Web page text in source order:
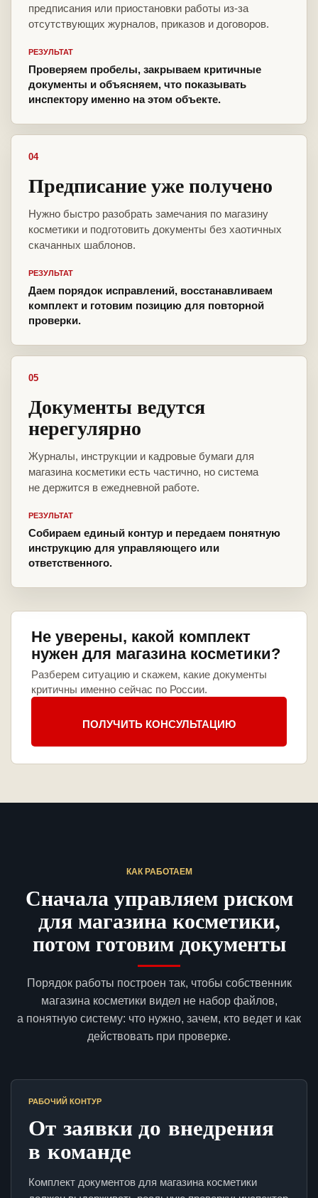
предписания или приостановки работы из-за
отсутствующих журналов, приказов и договоров.
РЕЗУЛЬТАТ
Проверяем пробелы, закрываем критичные
документы и объясняем, что показывать
инспектору именно на этом объекте.
04
Предписание уже получено
Нужно быстро разобрать замечания по магазину
косметики и подготовить документы без хаотичных
скачанных шаблонов.
РЕЗУЛЬТАТ
Даем порядок исправлений, восстанавливаем
комплект и готовим позицию для повторной
проверки.
05
Документы ведутся
нерегулярно
Журналы, инструкции и кадровые бумаги для
магазина косметики есть частично, но система
не держится в ежедневной работе.
РЕЗУЛЬТАТ
Собираем единый контур и передаем понятную
инструкцию для управляющего или
ответственного.
Не уверены, какой комплект
нужен для магазина косметики?
Разберем ситуацию и скажем, какие документы
критичны именно сейчас по России.
ПОЛУЧИТЬ КОНСУЛЬТАЦИЮ
КАК РАБОТАЕМ
Сначала управляем риском
для магазина косметики,
потом готовим документы
Порядок работы построен так, чтобы собственник
магазина косметики видел не набор файлов,
а понятную систему: что нужно, зачем, кто ведет и как
действовать при проверке.
РАБОЧИЙ КОНТУР
От заявки до внедрения
в команде
Комплект документов для магазина косметики